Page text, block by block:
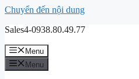
Chuyển đến nội dung
Sales4-0938.80.49.77
Menu
Menu